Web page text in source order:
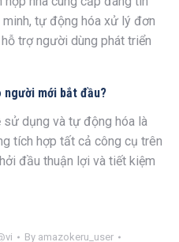
tự động hóa xử lý đơn
trợ người dùng phát triển
người mới bắt đầu?
dụng và tự động hóa là
tích hợp tất cả công cụ trên
đầu thuận lợi và tiết kiệm
By amazokeru_user